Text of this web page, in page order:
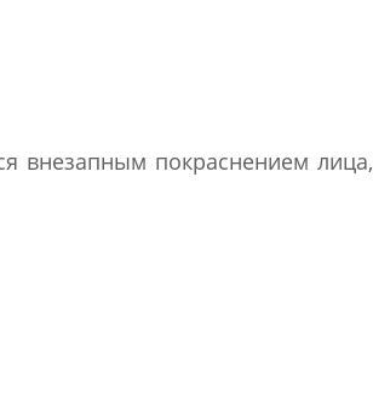
внезапным покраснением лица,